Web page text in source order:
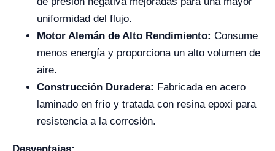
uniformidad del flujo.
Motor Alemán de Alto Rendimiento: Consume
menos energía y proporciona un alto volumen de
aire.
Construcción Duradera: Fabricada en acero
laminado en frío y tratada con resina epoxi para
resistencia a la corrosión.